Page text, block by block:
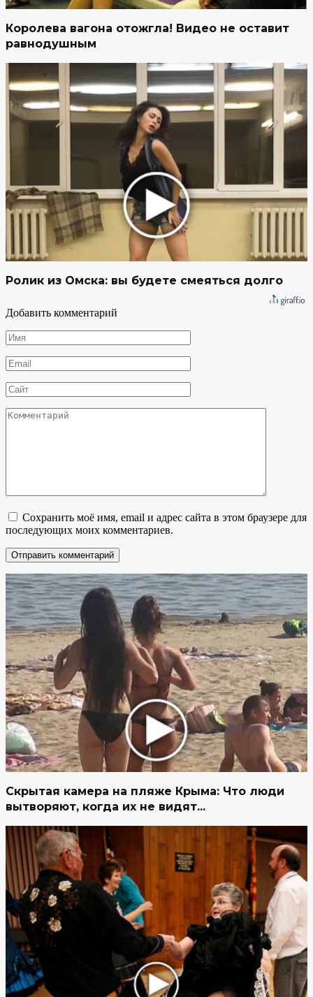
Королева вагона отожгла! Видео не оставит
равнодушным
Ролик из Омска: вы будете смеяться долго
Добавить комментарий
Имя
*
Email
*
Сайт
Комментарий
Сохранить моё имя, email и адрес сайта в этом браузере для
последующих моих комментариев.
Скрытая камера на пляже Крыма: Что люди
вытворяют, когда их не видят...